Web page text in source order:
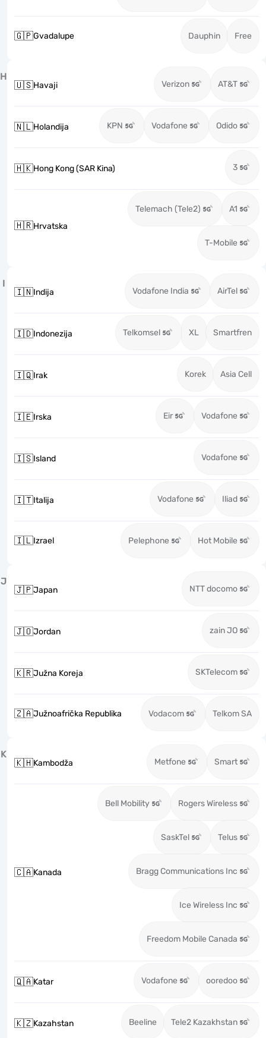
🇬🇵Gvadalupe Dauphin Free
H
🇺🇸Havaji Verizon AT&T
🇳🇱Holandija KPN Vodafone Odido
🇭🇰Hong Kong (SAR Kina) 3
🇭🇷Hrvatska
Telemach (Tele2) A1
T-Mobile
I
🇮🇳Indija Vodafone India AirTel
🇮🇩Indonezija Telkomsel XL Smartfren
🇮🇶Irak Korek Asia Cell
🇮🇪Irska Eir Vodafone
🇮🇸Island Vodafone
🇮🇹Italija Vodafone Iliad
🇮🇱Izrael Pelephone Hot Mobile
J
🇯🇵Japan NTT docomo
🇯🇴Jordan zain JO
🇰🇷Južna Koreja SKTelecom
🇿🇦Južnoafrička Republika Vodacom Telkom SA
K
🇰🇭Kambodža Metfone Smart
🇨🇦Kanada
Bell Mobility Rogers Wireless
SaskTel Telus
Bragg Communications Inc
Ice Wireless Inc
Freedom Mobile Canada
🇶🇦Katar Vodafone ooredoo
🇰🇿Kazahstan Beeline Tele2 Kazakhstan